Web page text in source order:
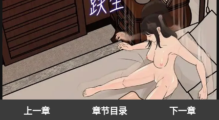
上一章 章节目录 下一章